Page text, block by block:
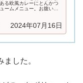
る欧風カレーにとんかつ
ームメニュー。お腹いっ
は現在、以...
2024年07月16日
ました。